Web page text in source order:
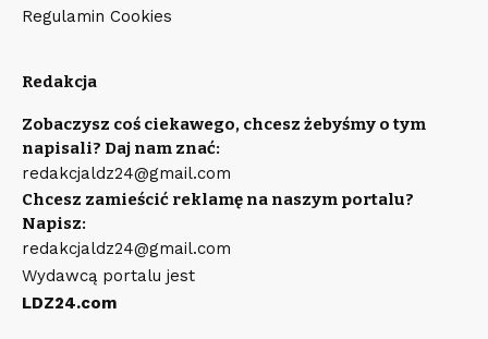
Regulamin Cookies
Redakcja
Zobaczysz coś ciekawego, chcesz żebyśmy o tym
napisali? Daj nam znać:
redakcjaldz24@gmail.com
Chcesz zamieścić reklamę na naszym portalu?
Napisz:
redakcjaldz24@gmail.com
Wydawcą portalu jest
LDZ24.com